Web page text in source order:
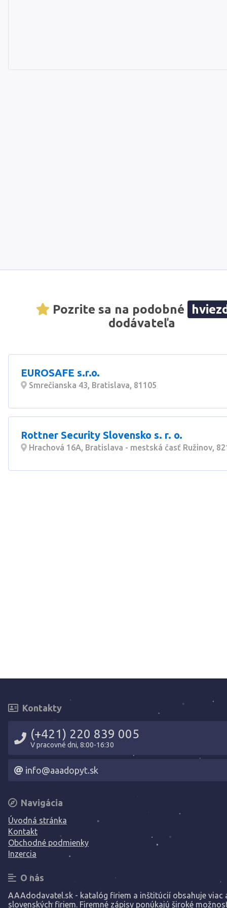
Pozrite sa na podobné
dodávateľa
EUROSAFE s.r.o.
Smrečianska 43, Bratislava, 81105
Rottner Security Slovensko s. r. o.
Hrachová 16A, Bratislava - mestská časť Ružinov,
Kontakty
(+421) 220 839 005
V pracovné dni, 8:00-16:30
info@aaadopyt.sk
Navigácia
Úvodná stránka
Kontakt
Obchodné podmienky
Inzercia
O nás
AAAdodavatel.sk - katalóg firiem a inštitúcií obsahuje viac
slovenských firiem. Firemné zápisy ponúkajú široké